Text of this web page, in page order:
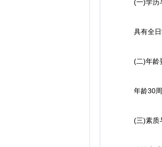
(一)学历
具有全日
(二)年龄
年龄30周
(三)素质